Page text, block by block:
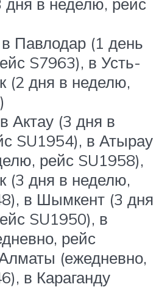
в Павлодар (1 день
S7963), в Усть-
(2 дня в неделю,
в Актау (3 дня в
SU1954), в Атырау
рейс SU1958),
(3 дня в неделю,
в Шымкент (3 дня
SU1950), в
рейс
(ежедневно,
в Караганду